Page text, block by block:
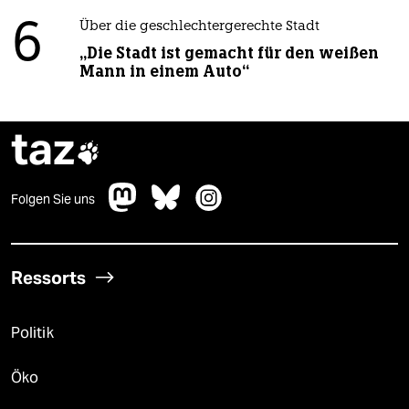
6 Über die geschlechtergerechte Stadt
„Die Stadt ist gemacht für den weißen
Mann in einem Auto“
taz
Folgen Sie uns
Ressorts
Politik
Öko